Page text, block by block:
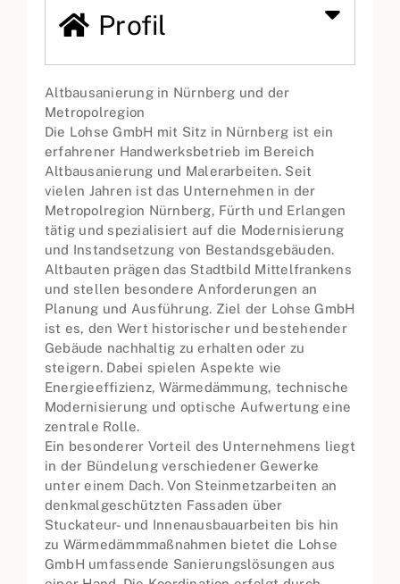
Profil
Altbausanierung in Nürnberg und der
Metropolregion
Die Lohse GmbH mit Sitz in Nürnberg ist ein
erfahrener Handwerksbetrieb im Bereich
Altbausanierung und Malerarbeiten. Seit
vielen Jahren ist das Unternehmen in der
Metropolregion Nürnberg, Fürth und Erlangen
tätig und spezialisiert auf die Modernisierung
und Instandsetzung von Bestandsgebäuden.
Altbauten prägen das Stadtbild Mittelfrankens
und stellen besondere Anforderungen an
Planung und Ausführung. Ziel der Lohse GmbH
ist es, den Wert historischer und bestehender
Gebäude nachhaltig zu erhalten oder zu
steigern. Dabei spielen Aspekte wie
Energieeffizienz, Wärmedämmung, technische
Modernisierung und optische Aufwertung eine
zentrale Rolle.
Ein besonderer Vorteil des Unternehmens liegt
in der Bündelung verschiedener Gewerke
unter einem Dach. Von Steinmetzarbeiten an
denkmalgeschützten Fassaden über
Stuckateur- und Innenausbauarbeiten bis hin
zu Wärmedämmmaßnahmen bietet die Lohse
GmbH umfassende Sanierungslösungen aus